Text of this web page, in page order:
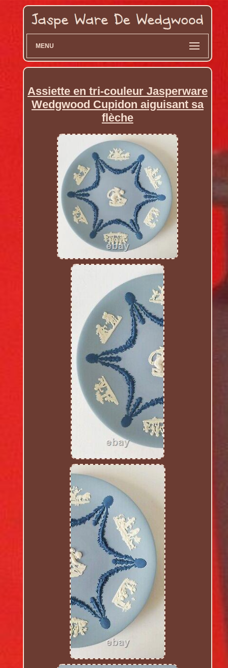
MENU
Assiette en tri-couleur Jasperware
Wedgwood Cupidon aiguisant sa
flèche